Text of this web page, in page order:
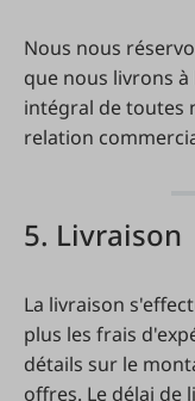
Nous nous
que nous livrons
intégral de toutes
relation
5. Livraison
La livraison
plus les frais
détails sur le
offres. Le délai de